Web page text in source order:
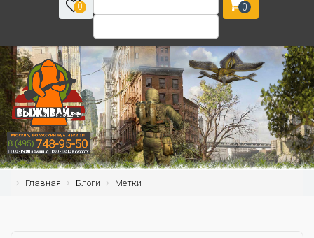
0 0
Главная Блоги Метки